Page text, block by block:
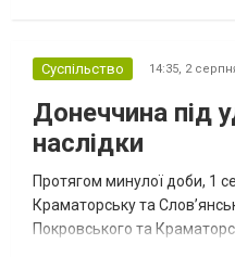
Суспільство 14:35, 2
Донеччина під
наслідки
Протягом минулої доби, 1
Краматорську та
Покровського та